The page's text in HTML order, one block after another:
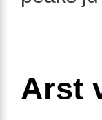
Arst